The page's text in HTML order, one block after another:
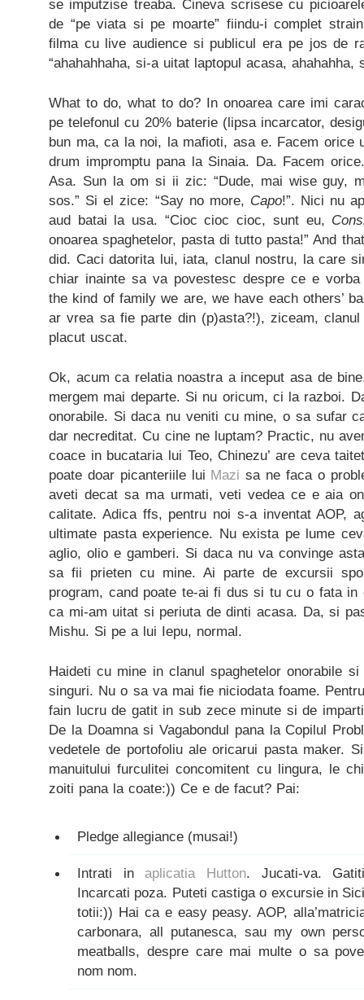
se imputzise treaba. Cineva scrisese cu
de “pe viata si pe moarte” fiindu-i complet
filma cu live audience si publicul era pe jos de
“ahahahhaha, si-a uitat laptopul acasa, ahahahha,
What to do, what to do? In onoarea care imi
pe telefonul cu 20% baterie (lipsa incarcator,
bun ma, ca la noi, la mafioti, asa e. Facem orice
drum impromptu pana la Sinaia. Da. Facem
Asa. Sun la om si ii zic: “Dude, mai wise guy,
sos.” Si el zice: “Say no more, Capo!”. Nici nu
aud batai la usa. “Cioc cioc cioc, sunt eu,
onoarea spaghetelor, pasta di tutto pasta!” And
did. Caci datorita lui, iata, clanul nostru, la care
chiar inainte sa va povestesc despre ce e
the kind of family we are, we have each others’
ar vrea sa fie parte din (p)asta?!), ziceam,
placut uscat.
Ok, acum ca relatia noastra a inceput asa de
mergem mai departe. Si nu oricum, ci la razboi.
onorabile. Si daca nu veniti cu mine, o sa sufar
dar necreditat. Cu cine ne luptam? Practic, nu
coace in bucataria lui Teo, Chinezu’ are ceva
poate doar picanteriile lui Mazi sa ne faca o
aveti decat sa ma urmati, veti vedea ce e aia
calitate. Adica ffs, pentru noi s-a inventat AOP,
ultimate pasta experience. Nu exista pe lume
aglio, olio e gamberi. Si daca nu va convinge
sa fii prieten cu mine. Ai parte de excursii
program, cand poate te-ai fi dus si tu cu o fata
ca mi-am uitat si periuta de dinti acasa. Da, si
Mishu. Si pe a lui Iepu, normal.
Haideti cu mine in clanul spaghetelor onorabile
singuri. Nu o sa va mai fie niciodata foame.
fain lucru de gatit in sub zece minute si de
De la Doamna si Vagabondul pana la Copilul
vedetele de portofoliu ale oricarui pasta maker.
manuitului furculitei concomitent cu lingura, le
zoiti pana la coate:)) Ce e de facut? Pai:
Pledge allegiance (musai!)
Intrati in aplicatia Hutton. Jucati-va.
Incarcati poza. Puteti castiga o excursie in
totii:)) Hai ca e easy peasy. AOP,
carbonara, all putanesca, sau my own
meatballs, despre care mai multe o sa
nom nom.